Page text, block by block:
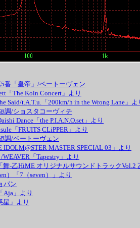
「皇帝」/ベートーヴェン
「The Koln Concert」より
Said/t.A.T.u.「200km/h in the Wrong Lane」よ
/ショスタコーヴィチ
Dance「the P.I.A.N.O.set」より
「FRUITS CLiPPER」より
調/ベートーヴェン
MASTER SPECIAL 03」より
「Tapestry」より
-乙HiME オリジナルサウンドトラックVol.2
）「7（seven）」より
パン
Aja」より
」より